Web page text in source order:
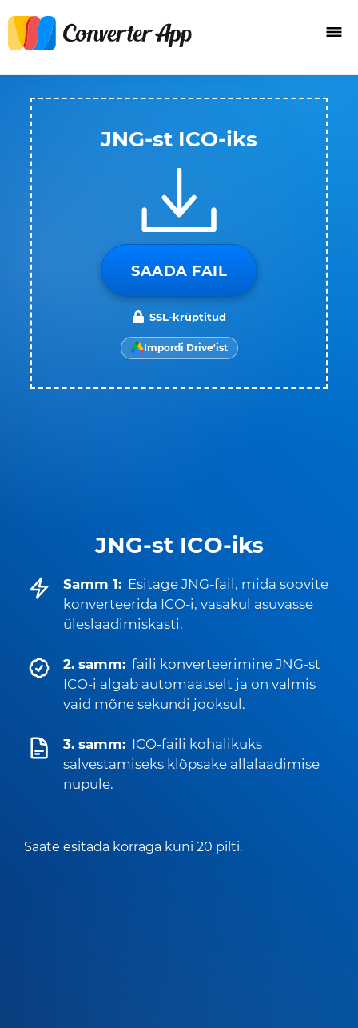
JNG-st ICO-iks
Samm 1: Esitage JNG-fail, mida soovite
konverteerida ICO-i, vasakul asuvasse
üleslaadimiskasti.
2. samm: faili konverteerimine JNG-st
ICO-i algab automaatselt ja on valmis
vaid mõne sekundi jooksul.
3. samm: ICO-faili kohalikuks
salvestamiseks klõpsake allalaadimise
nupule.
Saate esitada korraga kuni 20 pilti.
JNG-st ICO-iks
SAADA FAIL
SSL-krüptitud
Impordi Drive'ist